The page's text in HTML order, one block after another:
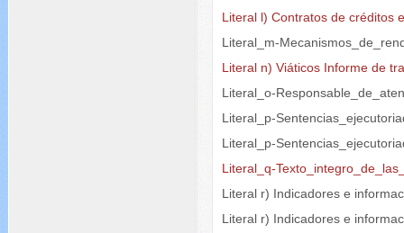
Literal l) Contratos de créditos
Literal_m-
Literal n) Viáticos Informe de
Literal_o-
Literal_p-
Literal_p-
Literal_q-
Literal r) Indicadores e
Literal r) Indicadores e